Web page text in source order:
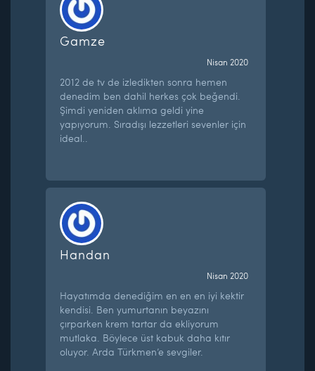
Gamze
Nisan 2020
2012 de tv de izledikten sonra hemen
denedim ben dahil herkes çok beğendi.
Şimdi yeniden aklıma geldi yine
yapıyorum. Sıradışı lezzetleri sevenler için
ideal..
Handan
Nisan 2020
Hayatımda denediğim en en en iyi kektir
kendisi. Ben yumurtanın beyazını
çırparken krem tartar da ekliyorum
mutlaka. Böylece üst kabuk daha kıtır
oluyor. Arda Türkmen’e sevgiler.